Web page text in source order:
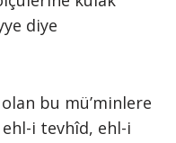
diye
bu mü’minlere
i tevhîd, ehl-i